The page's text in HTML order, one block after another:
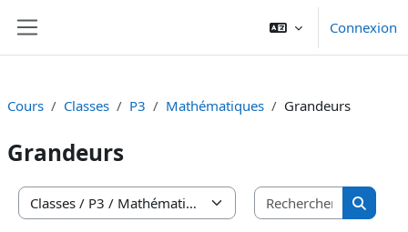
Connexion
Cours Classes P3 Mathématiques Grandeurs
Grandeurs
Catégories de cours